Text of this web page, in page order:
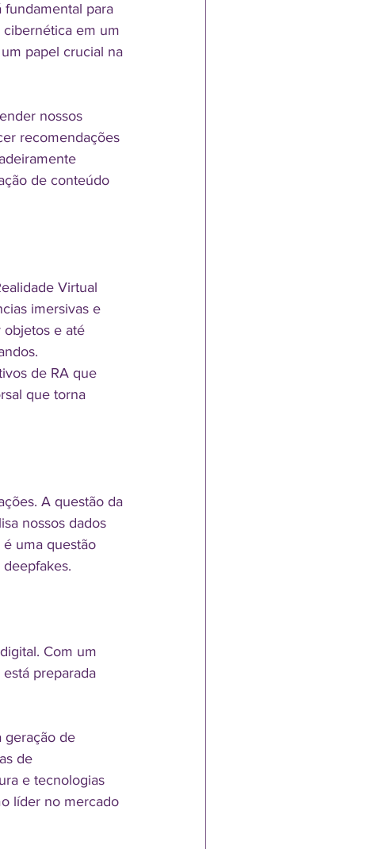
fundamental para
em um
papel crucial na
nossos
recomendações
de conteúdo
Virtual
imersivas e
objetos e até
de RA que
que torna
A questão da
nossos dados
uma questão
Com um
preparada
geração de
de
e tecnologias
líder no mercado